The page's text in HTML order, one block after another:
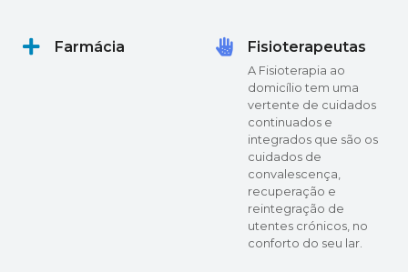
Farmácia Fisioterapeutas
A Fisioterapia ao
domicílio tem uma
vertente de cuidados
continuados e
integrados que são os
cuidados de
convalescença,
recuperação e
reintegração de
utentes crónicos, no
conforto do seu lar.